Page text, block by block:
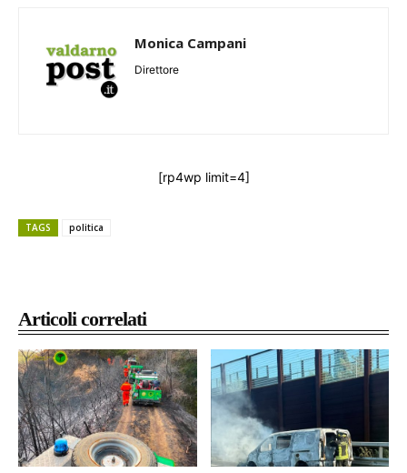
Articoli correlati
Monica Campani
Direttore
[rp4wp limit=4]
TAGS politica